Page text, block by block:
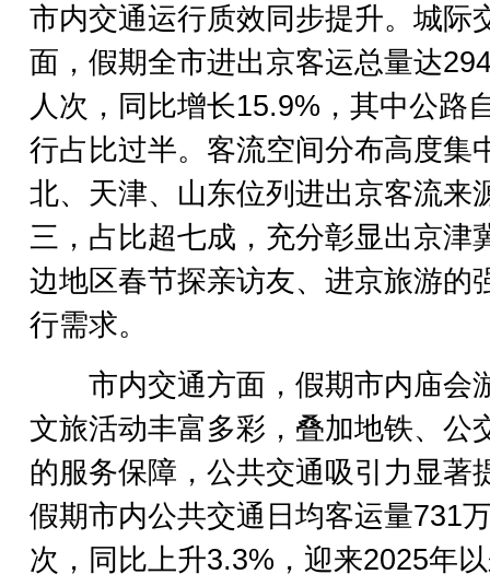
市内交通运行质效同步提升。城际
面，假期全市进出京客运总量达
人次，同比增长15.9%，其中公路
行占比过半。客流空间分布高度集
北、天津、山东位列进出京客流来
三，占比超七成，充分彰显出京津
边地区春节探亲访友、进京旅游的
行需求。
市内交通方面，假期市内庙会
文旅活动丰富多彩，叠加地铁、公
的服务保障，公共交通吸引力显著
假期市内公共交通日均客运量731
次，同比上升3.3%，迎来2025年